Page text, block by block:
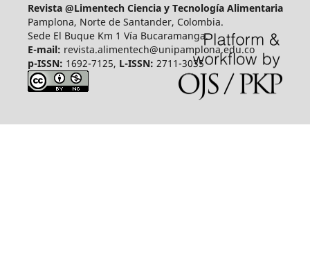
Revista @Limentech Ciencia y Tecnología Alimentaria
Pamplona, Norte de Santander, Colombia.
Sede El Buque Km 1 Vía Bucaramanga.
E-mail: revista.alimentech@unipamplona.edu.co
p-ISSN: 1692-7125, L-ISSN: 2711-3035